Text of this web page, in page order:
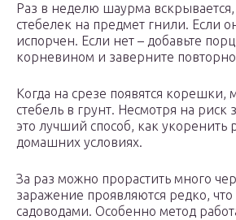
Раз в неделю шаурма вскрывается,
стебелек на предмет гнили. Если
испорчен. Если нет – добавьте
корневином и заверните
Когда на срезе появятся корешки,
стебель в грунт. Несмотря на риск
это лучший способ, как укоренить
домашних условиях.
За раз можно прорастить много
заражение проявляются редко,
садоводами. Особенно метод